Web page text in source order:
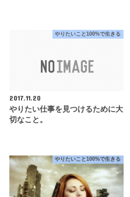
やりたいこと100%で生きる
2017.11.20
やりたい仕事を見つけるために大
切なこと。
やりたいこと100%で生きる